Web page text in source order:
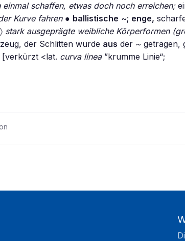
einmal schaffen, etwas doch noch erreichen;
Kurve fahren● ballistische ~; enge,
stark ausgeprägte weibliche Körperformen
der Schlitten wurde aus der ~ getragen,
[verkürzt <lat. curva linea”krumme Linie“;